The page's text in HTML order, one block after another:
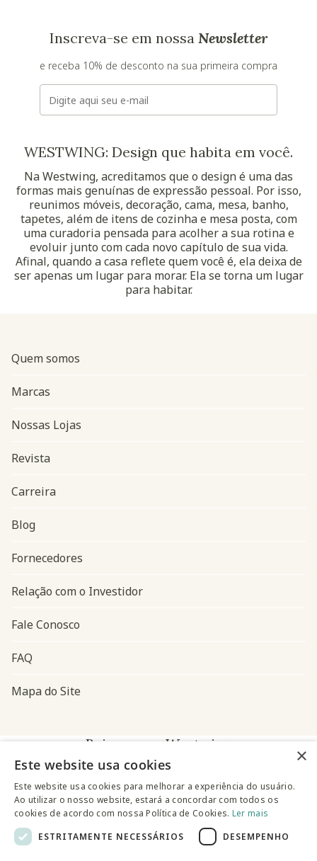
Inscreva-se em nossa Newsletter
e receba 10% de desconto na sua primeira compra
E-mail
WESTWING: Design que habita em você.
Na Westwing, acreditamos que o design é uma das
formas mais genuínas de expressão pessoal. Por isso,
reunimos móveis, decoração, cama, mesa, banho,
tapetes, além de itens de cozinha e mesa posta, com
uma curadoria pensada para acolher a sua rotina e
evoluir junto com cada novo capítulo de sua vida.
Afinal, quando a casa reflete quem você é, ela deixa de
ser apenas um lugar para morar. Ela se torna um lugar
para habitar.
Navegação do rodapé
Quem somos
Marcas
Nossas Lojas
Revista
Carreira
Blog
Fornecedores
Relação com o Investidor
Fale Conosco
FAQ
Mapa do Site
Baixe o app Westwing
×
Este website usa cookies
Este website usa cookies para melhorar a experiência do usuário.
Ao utilizar o nosso website, estará a concordar com todos os
cookies de acordo com nossa Política de Cookies. Ler mais
ESTRITAMENTE NECESSÁRIOS
DESEMPENHO